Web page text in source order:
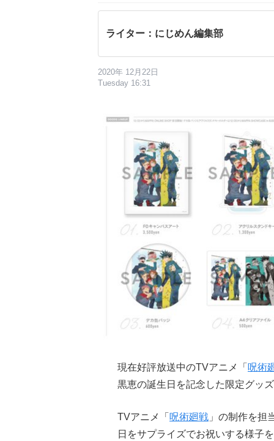
ライター：にじめん編集部
2020年 12月22日
Tuesday 16:31
現在好評放送中のTVアニメ「 呪術
黒恵の誕生日を記念した限定グッ
TVアニメ「 呪術廻戦 」の制作を担
日をサプライズでお祝いする様子